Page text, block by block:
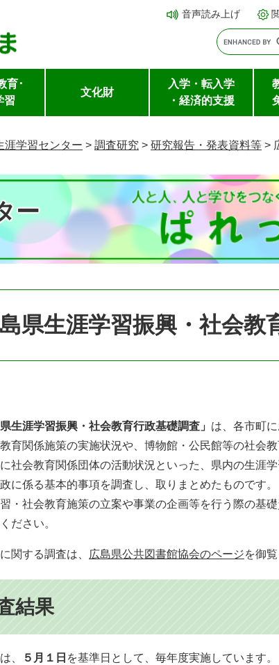
ー
し
音声読み上げ
育･
習
文化財
入学・転入学
・経済的支援
涯学習センター > 調査研究 > 研究報告・発表資料等 >
ー
県生涯学習振興・社会教
県生涯学習振興・社会教育行政基礎調査」 は、各市町
育関係施策の実施状況や、博物館・公民館等の社会
社会教育関係団体の活動状況といった、県内の生涯
に係る基本的事項を調査し、取りまとめたものです。
・社会教育施策の立案や事業の企画等を行う際の基
ださい。
関する調査は、 広島県公共図書館協会のページを御覧
結果
、 ５月１日 を基準日として、毎年度実施しています。